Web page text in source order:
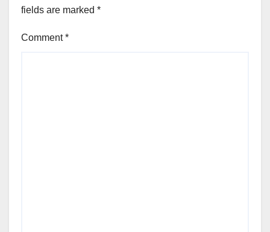
fields are marked *
Comment*